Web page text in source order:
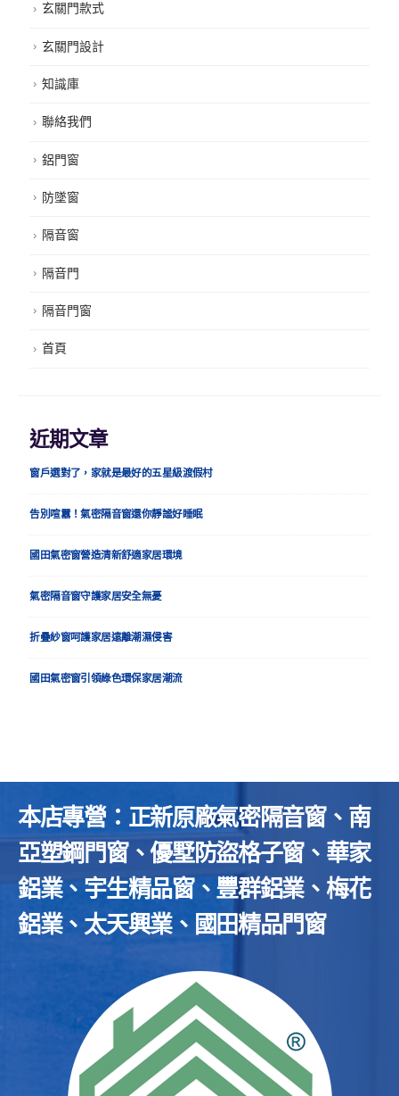
玄關門款式
玄關門設計
知識庫
聯絡我們
鋁門窗
防墜窗
隔音窗
隔音門
隔音門窗
首頁
近期文章
窗戶選對了，家就是最好的五星級渡假村
告別喧囂！氣密隔音窗還你靜謐好睡眠
國田氣密窗營造清新舒適家居環境
氣密隔音窗守護家居安全無憂
折疊紗窗呵護家居遠離潮濕侵害
國田氣密窗引領綠色環保家居潮流
本店專營：正新原廠氣密隔音窗、南
亞塑鋼門窗、優墅防盜格子窗、華家
鋁業、宇生精品窗、豐群鋁業、梅花
鋁業、太天興業、國田精品門窗